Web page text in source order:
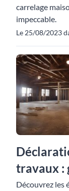
carrelage
impeccable.
Le 25/08/2023
travaux :
Découvrez les